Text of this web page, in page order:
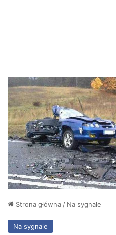
Strona główna / Na sygnale
Na sygnale